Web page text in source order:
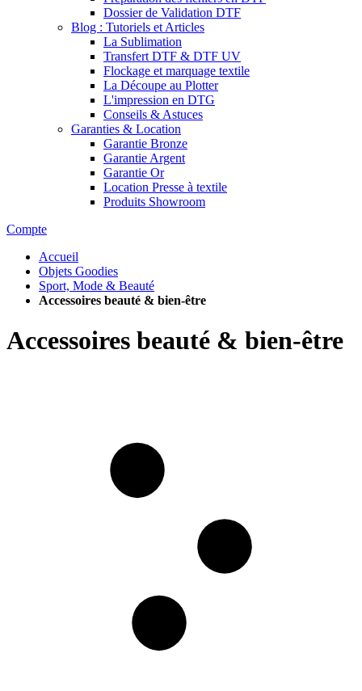
Dossier de Validation DTF
Blog : Tutoriels et Articles
La Sublimation
Transfert DTF & DTF UV
Flockage et marquage textile
La Découpe au Plotter
L'impression en DTG
Conseils & Astuces
Garanties & Location
Garantie Bronze
Garantie Argent
Garantie Or
Location Presse à textile
Produits Showroom
Compte
Accueil
Objets Goodies
Sport, Mode & Beauté
Accessoires beauté & bien-être
Accessoires beauté & bien-être